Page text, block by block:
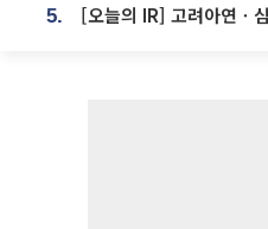
5. [오늘의 IR] 고려아연ㆍ